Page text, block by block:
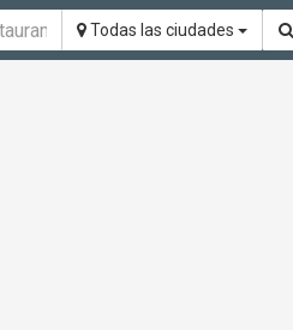
Todas las ciudades